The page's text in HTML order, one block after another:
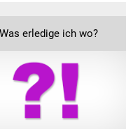
Was erledige ich wo?